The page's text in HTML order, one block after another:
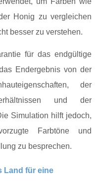
Honig zu vergleichen
besser zu verstehen.
für das endgültige
Endergebnis von der
der
und der
Simulation hilft jedoch,
Farbtöne und
zu besprechen.
Land für eine